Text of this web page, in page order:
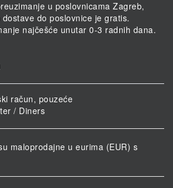
u poslovnicama Zagreb,
do poslovnice je gratis.
najčešće unutar 0-3 radnih dana.
račun, pouzeće
/ Diners
maloprodajne u eurima (EUR) s